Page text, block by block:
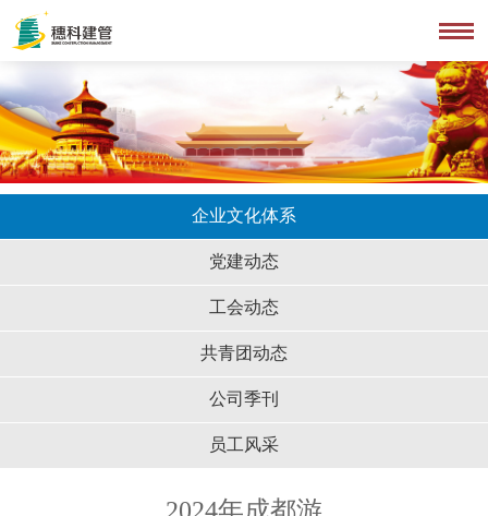
企业文化体系
党建动态
工会动态
共青团动态
公司季刊
员工风采